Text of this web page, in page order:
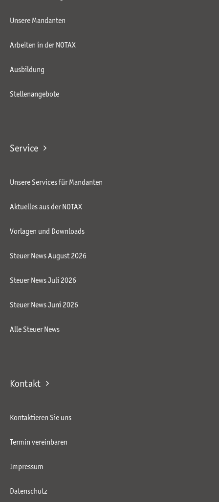
Unsere Mandanten
Arbeiten in der NOTAX
Ausbildung
Stellenangebote
Service
Unsere Services für Mandanten
Aktuelles aus der NOTAX
Vorlagen und Downloads
Steuer News August 2026
Steuer News Juli 2026
Steuer News Juni 2026
Alle Steuer News
Kontakt
Kontaktieren Sie uns
Termin vereinbaren
Impressum
Datenschutz